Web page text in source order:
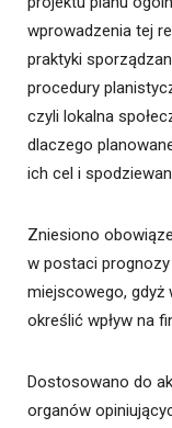
wprowadzenia tej
praktyki
procedury
czyli lokalna
dlaczego
ich cel i
Zniesiono
w postaci
miejscowego, gdyż
określić wpływ na
Dostosowano do
organów